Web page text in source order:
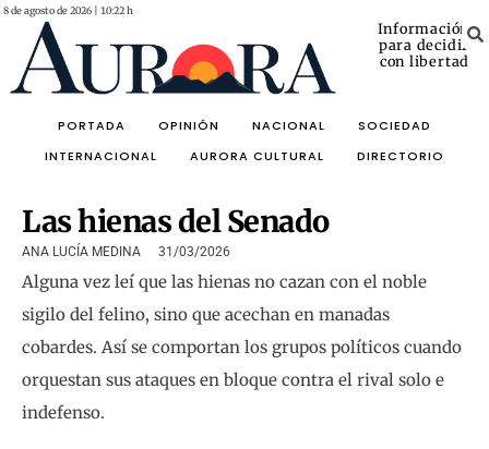
8 de agosto de 2026 | 10:22 h
Información
para decidir
con libertad
PORTADA OPINIÓN NACIONAL
SOCIEDAD
INTERNACIONAL
AURORA CULTURAL DIRECTORIO
Las hienas del Senado
ANA LUCÍA MEDINA 31/03/2026
Alguna vez leí que las hienas no cazan con el noble
sigilo del felino, sino que acechan en manadas
cobardes. Así se comportan los grupos políticos cuando
orquestan sus ataques en bloque contra el rival solo e
indefenso.